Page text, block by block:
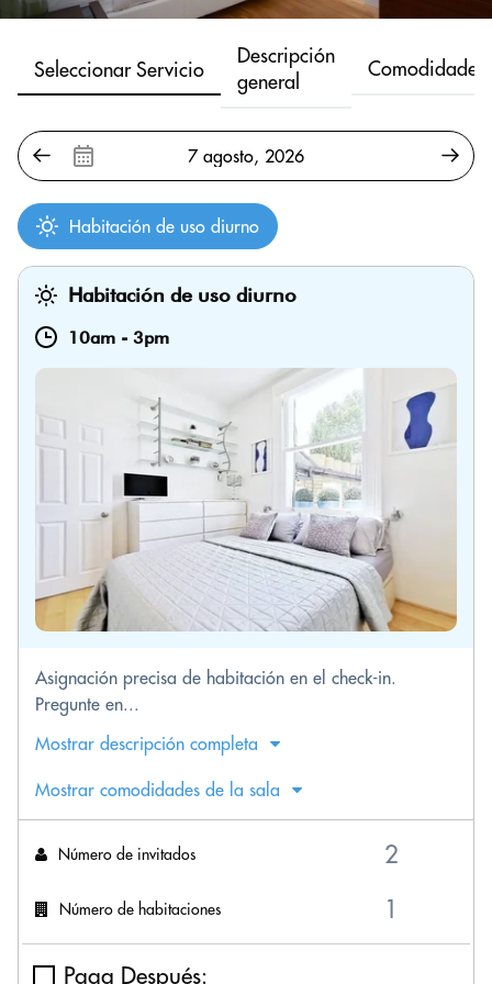
Seleccionar Servicio
Descripción
general
Comodidades
Habitación de uso diurno
Habitación de uso diurno
10am - 3pm
Asignación precisa de habitación en el check-in.
Pregunte en...
Mostrar descripción completa
Mostrar comodidades de la sala
Número de invitados
Número de habitaciones
Paga Después: